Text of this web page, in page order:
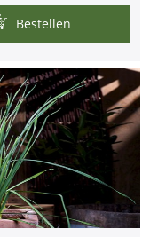
Bestellen